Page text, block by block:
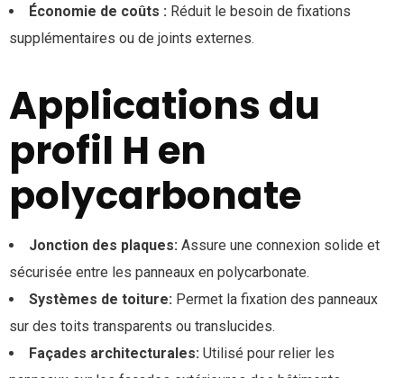
Économie de coûts : Réduit le besoin de fixations
supplémentaires ou de joints externes.
Applications du
profil H en
polycarbonate
Jonction des plaques: Assure une connexion solide et
sécurisée entre les panneaux en polycarbonate.
Systèmes de toiture: Permet la fixation des panneaux
sur des toits transparents ou translucides.
Façades architecturales: Utilisé pour relier les